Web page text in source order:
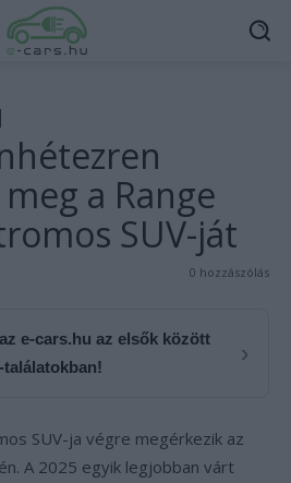
a Range
SUV-ját
0 hozzászólás
e-cars.hu az elsők között
találatokban!
›
SUV-ja végre megérkezik az
A 2025 egyik legjobban várt